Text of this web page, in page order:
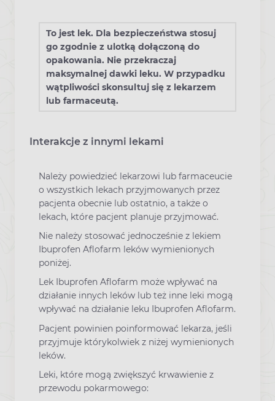
To jest lek. Dla bezpieczeństwa stosuj
go zgodnie z ulotką dołączoną do
opakowania. Nie przekraczaj
maksymalnej dawki leku. W przypadku
wątpliwości skonsultuj się z lekarzem
lub farmaceutą.
Interakcje z innymi lekami
Należy powiedzieć lekarzowi lub farmaceucie
o wszystkich lekach przyjmowanych przez
pacjenta obecnie lub ostatnio, a także o
lekach, które pacjent planuje przyjmować.
Nie należy stosować jednocześnie z lekiem
Ibuprofen Aflofarm leków wymienionych
poniżej.
Lek Ibuprofen Aflofarm może wpływać na
działanie innych leków lub też inne leki mogą
wpływać na działanie leku Ibuprofen Aflofarm.
Pacjent powinien poinformować lekarza, jeśli
przyjmuje którykolwiek z niżej wymienionych
leków.
Leki, które mogą zwiększyć krwawienie z
przewodu pokarmowego: